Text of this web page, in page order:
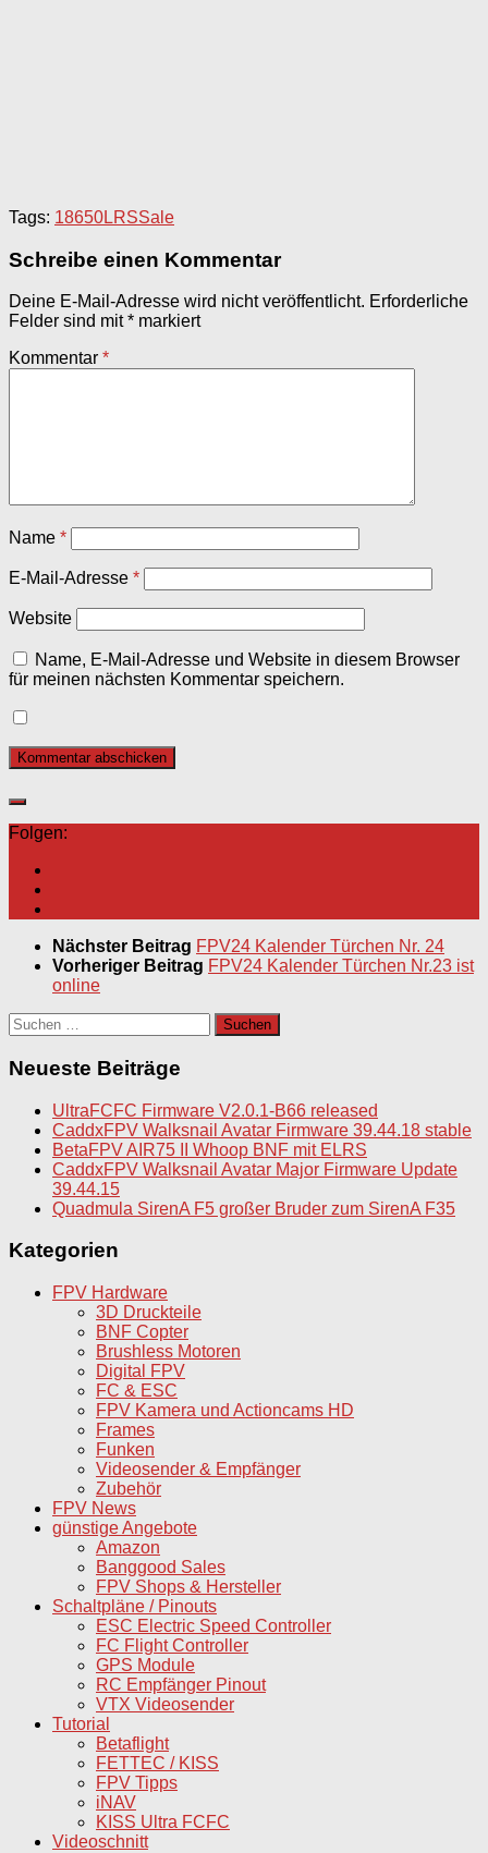
Tags: 18650LRSSale
Schreibe einen Kommentar
Deine E-Mail-Adresse wird nicht veröffentlicht. Erforderliche
Felder sind mit* markiert
Kommentar *
Name *
E-Mail-Adresse *
Website
Name, E-Mail-Adresse und Website in diesem Browser
für meinen nächsten Kommentar speichern.
Folgen:
Nächster Beitrag FPV24 Kalender Türchen Nr. 24
Vorheriger Beitrag FPV24 Kalender Türchen Nr.23 ist
online
Suchen
nach:
Neueste Beiträge
UltraFCFC Firmware V2.0.1-B66 released
CaddxFPV Walksnail Avatar Firmware 39.44.18 stable
BetaFPV AIR75 II Whoop BNF mit ELRS
CaddxFPV Walksnail Avatar Major Firmware Update
39.44.15
Quadmula SirenA F5 großer Bruder zum SirenA F35
Kategorien
FPV Hardware
3D Druckteile
BNF Copter
Brushless Motoren
Digital FPV
FC & ESC
FPV Kamera und Actioncams HD
Frames
Funken
Videosender & Empfänger
Zubehör
FPV News
günstige Angebote
Amazon
Banggood Sales
FPV Shops & Hersteller
Schaltpläne / Pinouts
ESC Electric Speed Controller
FC Flight Controller
GPS Module
RC Empfänger Pinout
VTX Videosender
Tutorial
Betaflight
FETTEC / KISS
FPV Tipps
iNAV
KISS Ultra FCFC
Videoschnitt